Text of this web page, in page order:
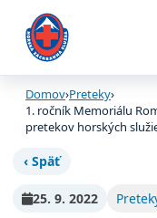
Domov›Preteky›
1. ročník Memoriálu
pretekov horských
‹ Späť
25. 9. 2022